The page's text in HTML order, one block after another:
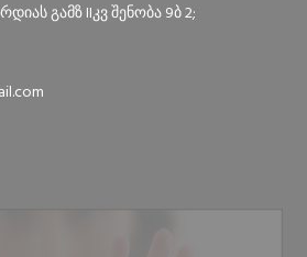
გამზ IIკვ შენობა 9ბ 2;